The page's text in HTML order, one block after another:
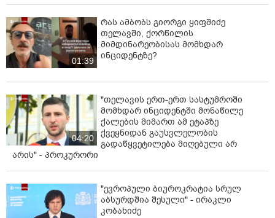
01:39
რას ამბობს გიორგი ყიფშიძე
თელავში, ქორწილის
მიმდინარეობისას მომხდარ
ინციდენტზე?
04:20
"თელავის ერთ-ერთ სასტუმროში
მომხდარ ინციდენტში მონაწილე
ქალების მიმართ ამ ეტაპზე
ქვეყნიდან გაუსვლელობის
გადაწყვეტილება მიღებული არ
არის" - პროკურორი
"ევროპული ბიუროკრატია სრულ
აბსურდშია შესული" - ირაკლი
კობახიძე